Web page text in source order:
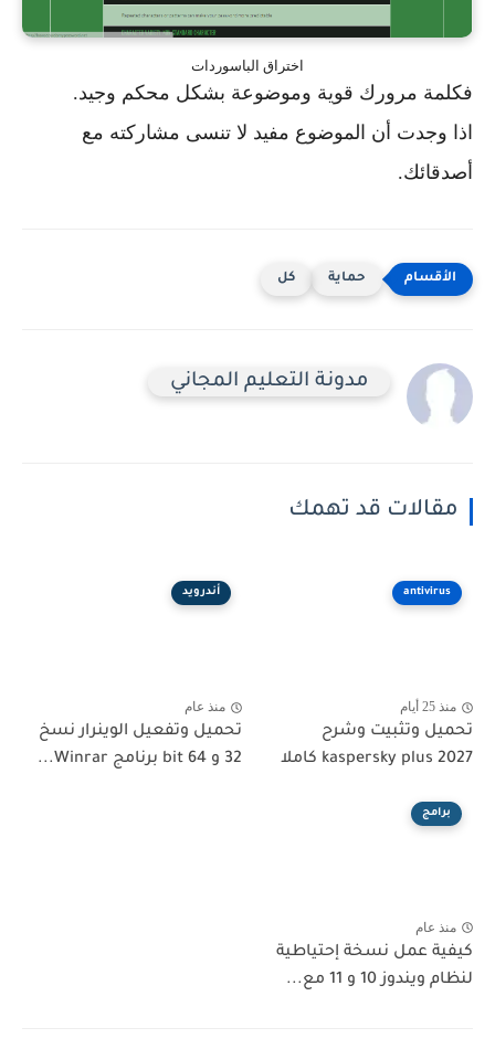
اختراق الباسوردات
فكلمة مرورك قوية وموضوعة بشكل محكم وجيد.
اذا وجدت أن الموضوع مفيد لا تنسى مشاركته مع
أصدقائك.
حماية كل
مدونة التعليم المجاني
مقالات قد تهمك
antivirus
منذ 25 أيام
تحميل وتثبيت وشرح
kaspersky plus 2027 كاملا
أندرويد
منذ عام
تحميل وتفعيل الوينرار نسخ
32 و 64 bit برنامج Winrar...
برامج
منذ عام
كيفية عمل نسخة إحتياطية
لنظام ويندوز 10 و 11 مع...